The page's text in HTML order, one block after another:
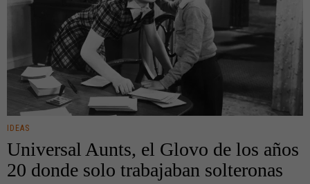
IDEAS
Universal Aunts, el Glovo de los años
20 donde solo trabajaban solteronas